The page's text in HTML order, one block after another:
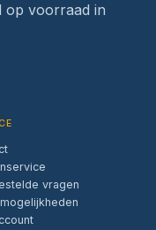
op voorraad in
vragen